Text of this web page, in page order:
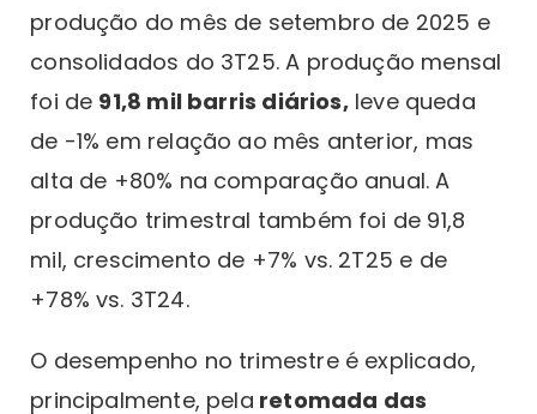
produção do mês de setembro de 2025 e
consolidados do 3T25. A produção mensal
foi de 91,8 mil barris diários,leve queda
de -1% em relação ao mês anterior, mas
alta de +80% na comparação anual. A
produção trimestral também foi de 91,8
mil, crescimento de +7% vs. 2T25 e de
+78% vs. 3T24.
O desempenho no trimestre é explicado,
principalmente, pela retomada das